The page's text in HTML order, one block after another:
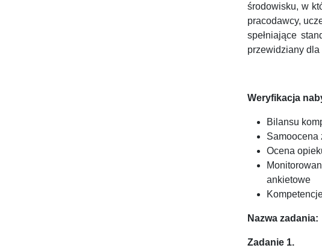
środowisku, w
pracodawcy,
spełniające
przewidziany
Weryfikacja
Bilansu
Samoocena
Ocena
ankietowe
Nazwa zadania:
Zadanie 1.